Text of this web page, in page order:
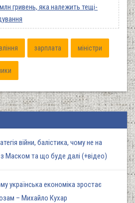
гривень, яка належить тещі-
зарплата міністри
війни, балістика, чому не на
Маском та що буде далі (+відео)
українська економіка зростає
– Михайло Кухар